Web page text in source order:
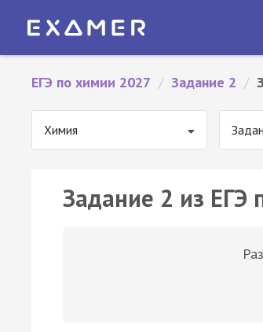
ЕГЭ по химии 2027 / Задание 2 /
Химия
Задание 2 из ЕГЭ